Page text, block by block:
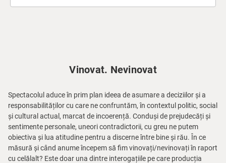
Vinovat. Nevinovat
Spectacolul aduce în prim plan ideea de asumare a deciziilor și a
responsabilităților cu care ne confruntăm, în contextul politic, social
și cultural actual, marcat de incoerență. Conduși de prejudecăți și
sentimente personale, uneori contradictorii, cu greu ne putem
obiectiva și lua atitudine pentru a discerne între bine și rău. În ce
măsură și când anume începem să fim vinovați/nevinovați în raport
cu celălalt? Este doar una dintre interogațiile pe care producția